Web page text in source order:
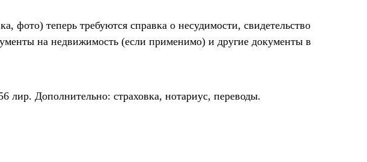
фото) теперь требуются справка о несудимости, свидетельство
на недвижимость (если применимо) и другие документы в
Дополнительно: страховка, нотариус, переводы.